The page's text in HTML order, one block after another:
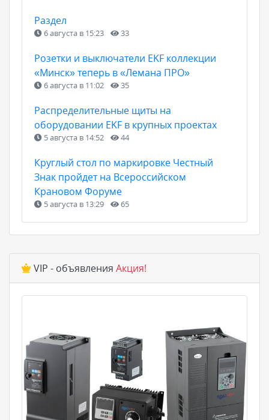
Раздел
6 августа в 15:23 33
Розетки и выключатели EKF коллекции
«Минск» теперь в «Лемана ПРО»
6 августа в 11:02 35
Распределительные щиты на
оборудовании EKF в крупных проектах
5 августа в 14:52 44
Круглый стол по маркировке Честный
Знак пройдет на Всероссийском
Крановом Форуме
5 августа в 13:29 65
VIP - объявления Акция!